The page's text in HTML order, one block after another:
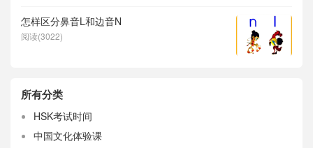
怎样区分鼻音L和边音N
阅读(3022)
所有分类
HSK考试时间
中国文化体验课